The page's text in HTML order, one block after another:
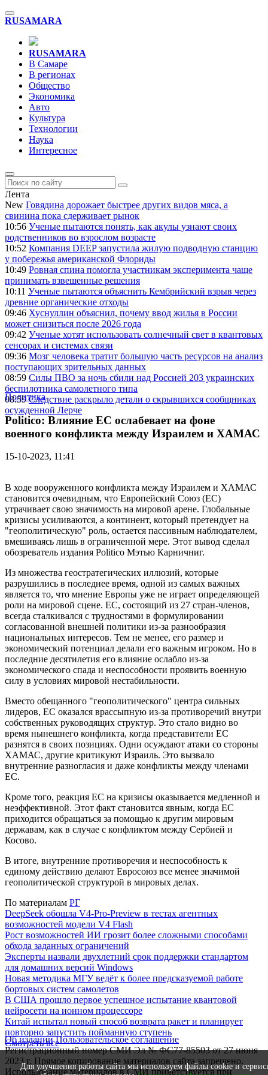
RUSAMARA
RUSAMARA
В Самаре
В регионах
Общество
Экономика
Авто
Культура
Технологии
Наука
Интересное
Лента
New Говядина дорожает быстрее других видов мяса, а
свинина пока сдерживает рынок
10:56 Ученые пытаются понять, как акулы узнают своих
родственников во взрослом возрасте
10:52 Компания DEEP запустила жилую подводную станцию
у побережья американской Флориды
10:49 Ровная спина помогла участникам эксперимента чаще
принимать взвешенные решения
10:11 Ученые пытаются объяснить Кембрийский взрыв через
древние органические отходы
09:46 Хуснуллин объяснил, почему ввод жилья в России
может снизиться после 2026 года
09:42 Ученые хотят использовать солнечный свет в квантовых
сенсорах и системах связи
09:36 Мозг человека тратит большую часть ресурсов на анализ
поступающих зрительных данных
08:59 Силы ПВО за ночь сбили над Россией 203 украинских
беспилотника самолетного типа
08:59 Следствие раскрыло детали о скрывшихся сообщниках
осужденной Лерче
Политика
Politico: Влияние ЕС ослабевает на фоне
военного конфликта между Израилем и ХАМАС
15-10-2023, 11:41
В ходе вооруженного конфликта между Израилем и ХАМАС
становится очевидным, что Европейский Союз (ЕС)
утрачивает свою значимость на мировой арене. Глобальные
кризисы усиливаются, а континент, который претендует на
"геополитическую" роль, остается пассивным наблюдателем,
вмешиваясь лишь в ограниченной мере. Этот вывод сделал
обозреватель издания Politico Мэтью Карничниг.
Из множества геостратегических иллюзий, которые
разрушились в последнее время, одной из самых важных
является то, что мнение Европы уже не играет определяющей
роли на мировой сцене. ЕС, состоящий из 27 стран-членов,
всегда сталкивался с трудностями в формулировании
согласованной внешней политики из-за разнообразия
национальных интересов. Тем не менее, его размер и
экономический потенциал делали его важным игроком. Но в
последние десятилетия его влияние ослабло из-за
экономического спада и неспособности проявить военную
силу в условиях мировой нестабильности.
Вместо обещанного "геополитического" центра сильных
лидеров, ЕС оказался врассыпную из-за противоречий внутри
собственных руководящих структур. Это стало видно во
время нынешнего конфликта, когда представители ЕС
разнятся в своих позициях. Одни осуждают атаки со стороны
ХАМАС, другие критикуют Израиль. Это вызвало
внутренние разногласия и даже конфликты между членами
ЕС.
Кроме того, реакция ЕС на кризисы оказывается медленной и
неэффективной. Этот факт становится явным, когда ЕС
приходится обращаться за помощью к другим мировым
державам, как в случае с конфликтом между Сербией и
Косово.
В итоге, внутренние противоречия и неспособность к
единому действию делают Евросоюз все менее значимой
геополитической структурой в мировых делах.
По материалам РГ
DeepSeek обошла V4-Pro-Preview в тестах агентных
возможностей модели V4 Flash
Рост возможностей ИИ грозит более сложными способами
обхода заданных ограничений
Эксперты назвали двухлетний срок поддержки стандартом
для домашних версий Windows
Новая методика МГУ ведёт к более предсказуемой работе
бортовых систем самолетов
В США прошло первое успешное испытание квантовой
нейросети на ионном процессоре
Китай испытал новый способ возврата ракет и планирует
повторно запустить пойманную ступень
Смотреть все
Об издании Пользовательское соглашение
Регистрационный номер СМИ Эл № ФС77-85503 от 27 июня
2023 г. Прямое копирование материалов сайта запрещено.
Использование материалов в СМИ приветствуется при
Для улучшения работы сайта мы используем файлы cookie и